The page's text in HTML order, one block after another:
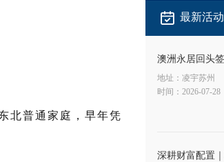
北普通家庭，早年凭
最新活动
地址：凌宇苏州
时间：2026-07-28